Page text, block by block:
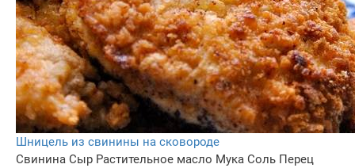
Шницель из свинины на сковороде
Свинина Сыр Растительное масло Мука Соль Перец